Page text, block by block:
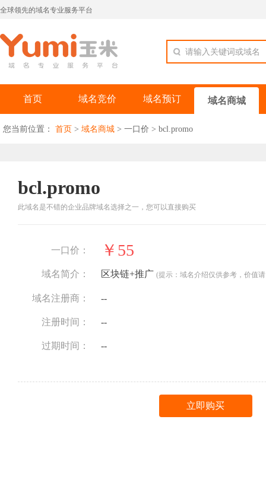
全球领先的域名专业服务平台
请输入关键词或域名
首页 域名竞价 域名预订 域名商城
您当前位置： 首页 > 域名商城 > 一口价 > bcl.promo
bcl.promo
此域名是不错的企业品牌域名选择之一，您可以直接购买
一口价： ￥55
域名简介： 区块链+推广 (提示：域名介绍仅供参考，价值
域名注册商： --
注册时间： --
过期时间： --